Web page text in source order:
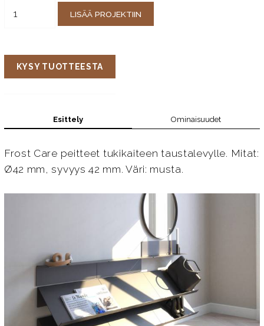
LISÄÄ PROJEKTIIN
KYSY TUOTTEESTA
Esittely Ominaisuudet
Frost Care peitteet tukikaiteen taustalevylle. Mitat:
Ø42 mm, syvyys 42 mm. Väri: musta.